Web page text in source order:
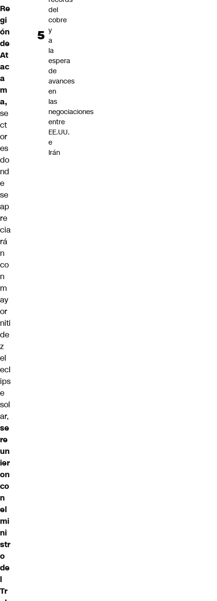
Re
gi
ón
de
At
ac
a
m
a,
se
ct
or
es
do
nd
e
se
ap
re
cia
rá
n
co
n
m
ay
or
niti
de
z
el
ecl
ips
e
sol
ar,
se
re
un
ier
on
co
n
el
mi
ni
str
o
de
l
Tr
del
cobre
y
a
la
espera
de
avances
en
las
negociaciones
entre
EE.UU.
e
Irán